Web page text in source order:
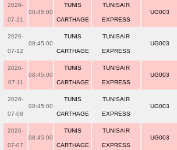
2026-
07-21
08:45:00
TUNIS
CARTHAGE
TUNISAIR
EXPRESS
UG003
2026-
07-12
08:45:00
TUNIS
CARTHAGE
TUNISAIR
EXPRESS
UG003
2026-
07-11
08:45:00
TUNIS
CARTHAGE
TUNISAIR
EXPRESS
UG003
2026-
07-08
08:45:00
TUNIS
CARTHAGE
TUNISAIR
EXPRESS
UG003
2026-
07-07
08:45:00
TUNIS
CARTHAGE
TUNISAIR
EXPRESS
UG003